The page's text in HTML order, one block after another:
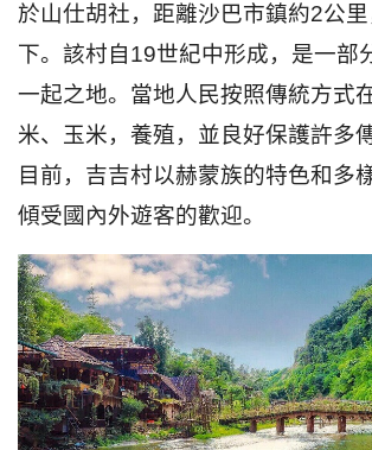
好
的
夥
伴！
越
LOCAL
旅
行
社
於山仕胡社，距離沙巴市鎮約2公
下。該村自19世紀中形成，是一部
一起之地。當地人民按照傳統方式
米、玉米，養殖，並良好保護許多
目前，吉吉村以赫蒙族的特色和多
傾受國內外遊客的歡迎。